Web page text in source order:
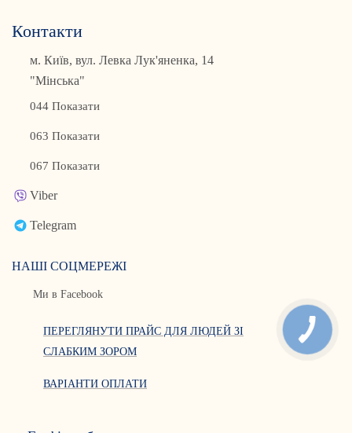
Контакти
м. Київ, вул. Левка Лук'яненка, 14
"Мінська"
044 Показати
063 Показати
067 Показати
Viber
Telegram
НАШІ СОЦМЕРЕЖІ
Ми в Facebook
ПЕРЕГЛЯНУТИ ПРАЙС ДЛЯ ЛЮДЕЙ ЗІ
СЛАБКИМ ЗОРОМ
ВАРІАНТИ ОПЛАТИ